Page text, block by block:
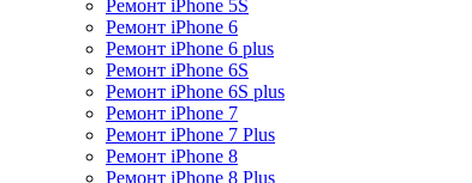
Ремонт iPhone 5S
Ремонт iPhone 6
Ремонт iPhone 6 plus
Ремонт iPhone 6S
Ремонт iPhone 6S plus
Ремонт iPhone 7
Ремонт iPhone 7 Plus
Ремонт iPhone 8
Ремонт iPhone 8 Plus